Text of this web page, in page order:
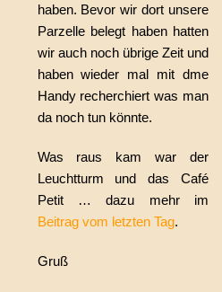
haben. Bevor wir dort unsere
Parzelle belegt haben hatten
wir auch noch übrige Zeit und
haben wieder mal mit dme
Handy recherchiert was man
da noch tun könnte.
Was raus kam war der
Leuchtturm und das Café
Petit … dazu mehr im
Beitrag vom letzten Tag.
Gruß